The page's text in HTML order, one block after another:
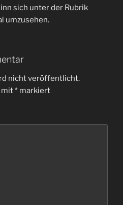
sich unter der Rubrik
umzusehen.
nicht veröffentlicht.
mit* markiert